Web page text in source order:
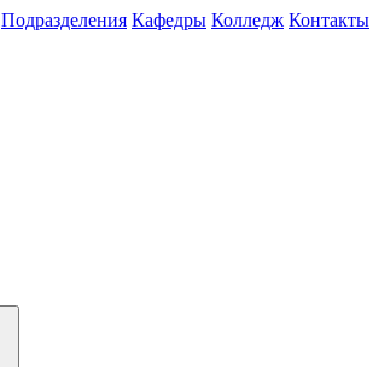
Подразделения Кафедры Колледж Контакты